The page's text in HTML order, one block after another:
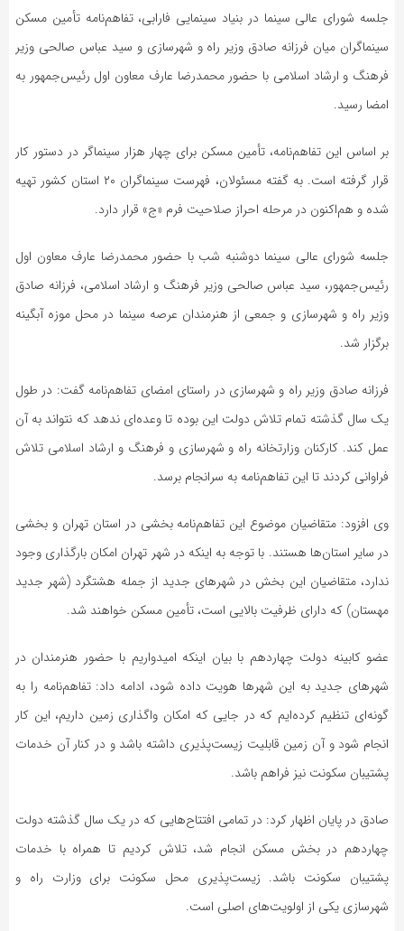
جلسه شورای عالی سینما در بنیاد سینمایی فارابی، تفاهم‌نامه تأمین مسکن
سینماگران میان فرزانه صادق وزیر راه و شهرسازی و سید عباس صالحی وزیر
فرهنگ و ارشاد اسلامی با حضور محمدرضا عارف معاون اول رئیس‌جمهور به
امضا رسید.
بر اساس این تفاهم‌نامه، تأمین مسکن برای چهار هزار سینماگر در دستور کار
قرار گرفته است. به گفته مسئولان، فهرست سینماگران ۲۰ استان کشور تهیه
شده و هم‌اکنون در مرحله احراز صلاحیت فرم «ج» قرار دارد.
جلسه شورای عالی سینما دوشنبه شب با حضور محمدرضا عارف معاون اول
رئیس‌جمهور، سید عباس صالحی وزیر فرهنگ و ارشاد اسلامی، فرزانه صادق
وزیر راه و شهرسازی و جمعی از هنرمندان عرصه سینما در محل موزه آبگینه
برگزار شد.
فرزانه صادق وزیر راه و شهرسازی در راستای امضای تفاهم‌نامه گفت: در طول
یک سال گذشته تمام تلاش دولت این بوده تا وعده‌ای ندهد که نتواند به آن
عمل کند. کارکنان وزارتخانه راه و شهرسازی و فرهنگ و ارشاد اسلامی تلاش
فراوانی کردند تا این تفاهم‌نامه به سرانجام برسد.
وی افزود: متقاضیان موضوع این تفاهم‌نامه بخشی در استان تهران و بخشی
در سایر استان‌ها هستند. با توجه به اینکه در شهر تهران امکان بارگذاری وجود
ندارد، متقاضیان این بخش در شهرهای جدید از جمله هشتگرد (شهر جدید
مهستان) که دارای ظرفیت بالایی است، تأمین مسکن خواهند شد.
عضو کابینه دولت چهاردهم با بیان اینکه امیدواریم با حضور هنرمندان در
شهرهای جدید به این شهرها هویت داده شود، ادامه داد: تفاهم‌نامه را به
گونه‌ای تنظیم کرده‌ایم که در جایی که امکان واگذاری زمین داریم، این کار
انجام شود و آن زمین قابلیت زیست‌پذیری داشته باشد و در کنار آن خدمات
پشتیبان سکونت نیز فراهم باشد.
صادق در پایان اظهار کرد: در تمامی افتتاح‌هایی که در یک سال گذشته دولت
چهاردهم در بخش مسکن انجام شد، تلاش کردیم تا همراه با خدمات
پشتیبان سکونت باشد. زیست‌پذیری محل سکونت برای وزارت راه و
شهرسازی یکی از اولویت‌های اصلی است.